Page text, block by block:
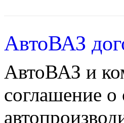
АвтоВАЗ
АвтоВАЗ и
соглашение о